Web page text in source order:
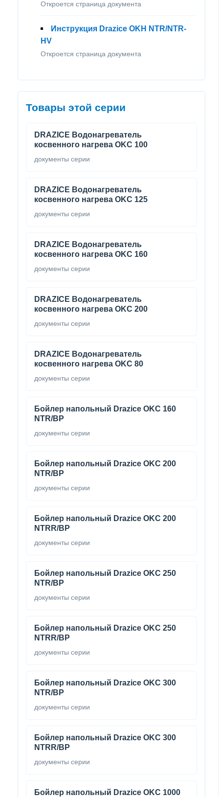
Откроется страница документа
Инструкция Drazice OKH NTR/NTR-
HV
Откроется страница документа
Товары этой серии
DRAZICE Водонагреватель
косвенного нагрева OKC 100
документы серии
DRAZICE Водонагреватель
косвенного нагрева OKC 125
документы серии
DRAZICE Водонагреватель
косвенного нагрева OKC 160
документы серии
DRAZICE Водонагреватель
косвенного нагрева OKC 200
документы серии
DRAZICE Водонагреватель
косвенного нагрева OKC 80
документы серии
Бойлер напольный Drazice OKC 160
NTR/BP
документы серии
Бойлер напольный Drazice OKC 200
NTR/BP
документы серии
Бойлер напольный Drazice OKC 200
NTRR/BP
документы серии
Бойлер напольный Drazice OKC 250
NTR/BP
документы серии
Бойлер напольный Drazice OKC 250
NTRR/BP
документы серии
Бойлер напольный Drazice OKC 300
NTR/BP
документы серии
Бойлер напольный Drazice OKC 300
NTRR/BP
документы серии
Бойлер напольный Drazice OKC 1000